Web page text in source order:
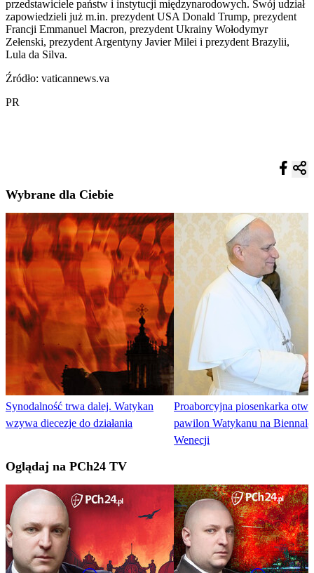
przedstawiciele państw i instytucji międzynarodowych. Swój udział
zapowiedzieli już m.in. prezydent USA Donald Trump, prezydent
Francji Emmanuel Macron, prezydent Ukrainy Wołodymyr
Zełenski, prezydent Argentyny Javier Milei i prezydent Brazylii,
Lula da Silva.
Źródło: vaticannews.va
PR
Wybrane dla Ciebie
Synodalność trwa dalej. Watykan
wzywa diecezje do działania
Proaborcyjna piosenkarka
pawilon Watykanu na
Wenecji
Oglądaj na PCh24 TV